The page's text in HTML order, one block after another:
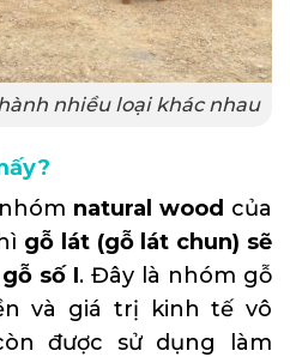
nhiều loại khác nhau
natural wood của
gỗ lát (gỗ lát chun) sẽ
số I. Đây là nhóm gỗ
và giá trị kinh tế vô
được sử dụng làm